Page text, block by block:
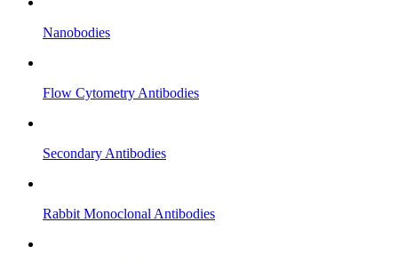
Nanobodies
Flow Cytometry Antibodies
Secondary Antibodies
Rabbit Monoclonal Antibodies